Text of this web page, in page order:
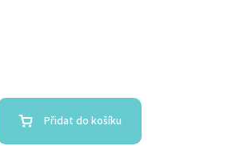
Přidat do košíku